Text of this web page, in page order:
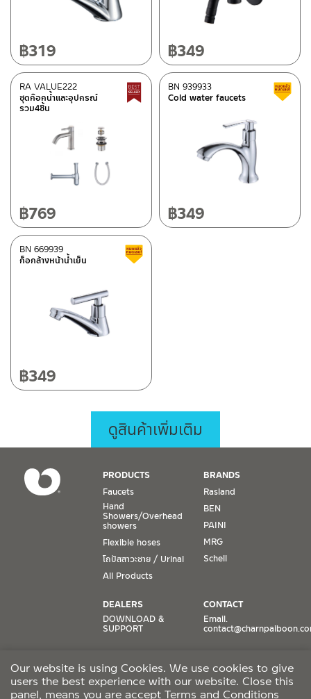
฿319 ฿349
ชุดก๊อกน้ำและอุปกรณ์
รวม4ชิ้น
RA VALUE222 Best seller
฿769
Cold water faucets
BN 939933
฿349
ก็อกล้างหน้าน้ำเย็น
BN 669939
฿349
ดูสินค้าเพิ่มเติม
PRODUCTS
Faucets
Hand
Showers/Overhead
showers
Flexible hoses
โถปัสสาวะชาย / Urinal
All Products
BRANDS
Rasland
BEN
PAINI
MRG
Schell
DEALERS
DOWNLOAD &
SUPPORT
Lazada
Shopee
CONTACT
Email.
TikTok
Facebook
Our website is using Cookies. We use cookies to give
users the best experience with our website. Close this
panel, means you are accept Terms and Conditions